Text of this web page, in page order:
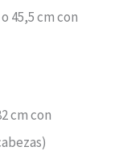
45,5 cm con
cm con